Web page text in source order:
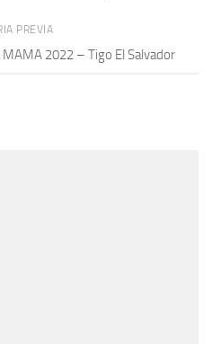
PREVIA
2022 – Tigo El Salvador